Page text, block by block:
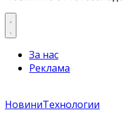
За нас
Реклама
НовиниТехнологии